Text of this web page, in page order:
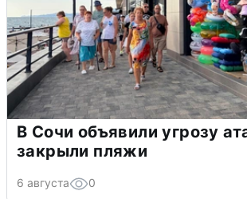
В Сочи объявили угрозу
закрыли пляжи
6 августа 0